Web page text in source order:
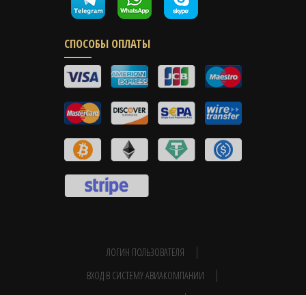
СПОСОБЫ ОПЛАТЫ
ЛОГИН ПОЛЬЗОВАТЕЛЯ
ВХОД В СИСТЕМУ АВИАКОМПАНИИ